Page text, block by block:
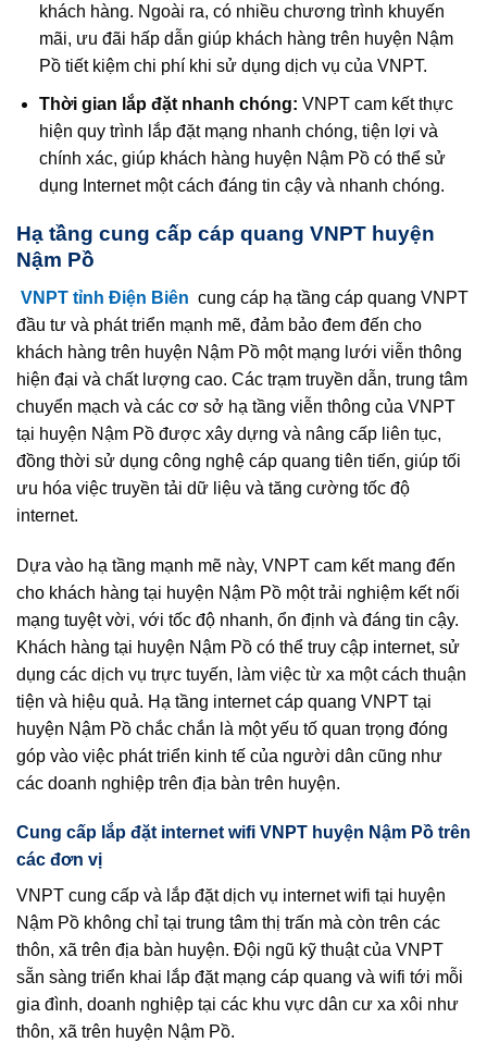
khách hàng. Ngoài ra, có nhiều chương trình khuyến
mãi, ưu đãi hấp dẫn giúp khách hàng trên huyện Nậm
Pồ tiết kiệm chi phí khi sử dụng dịch vụ của VNPT.
Thời gian lắp đặt nhanh chóng: VNPT cam kết thực
hiện quy trình lắp đặt mạng nhanh chóng, tiện lợi và
chính xác, giúp khách hàng huyện Nậm Pồ có thể sử
dụng Internet một cách đáng tin cậy và nhanh chóng.
Hạ tầng cung cấp cáp quang VNPT huyện
Nậm Pồ
VNPT tỉnh Điện Biên cung cáp hạ tầng cáp quang VNPT
đầu tư và phát triển mạnh mẽ, đảm bảo đem đến cho
khách hàng trên huyện Nậm Pồ một mạng lưới viễn thông
hiện đại và chất lượng cao. Các trạm truyền dẫn, trung tâm
chuyển mạch và các cơ sở hạ tầng viễn thông của VNPT
tại huyện Nậm Pồ được xây dựng và nâng cấp liên tục,
đồng thời sử dụng công nghệ cáp quang tiên tiến, giúp tối
ưu hóa việc truyền tải dữ liệu và tăng cường tốc độ
internet.
Dựa vào hạ tầng mạnh mẽ này, VNPT cam kết mang đến
cho khách hàng tại huyện Nậm Pồ một trải nghiệm kết nối
mạng tuyệt vời, với tốc độ nhanh, ổn định và đáng tin cậy.
Khách hàng tại huyện Nậm Pồ có thể truy cập internet, sử
dụng các dịch vụ trực tuyến, làm việc từ xa một cách thuận
tiện và hiệu quả. Hạ tầng internet cáp quang VNPT tại
huyện Nậm Pồ chắc chắn là một yếu tố quan trọng đóng
góp vào việc phát triển kinh tế của người dân cũng như
các doanh nghiệp trên địa bàn trên huyện.
Cung cấp lắp đặt internet wifi VNPT huyện Nậm Pồ trên
các đơn vị
VNPT cung cấp và lắp đặt dịch vụ internet wifi tại huyện
Nậm Pồ không chỉ tại trung tâm thị trấn mà còn trên các
thôn, xã trên địa bàn huyện. Đội ngũ kỹ thuật của VNPT
sẵn sàng triển khai lắp đặt mạng cáp quang và wifi tới mỗi
gia đình, doanh nghiệp tại các khu vực dân cư xa xôi như
thôn, xã trên huyện Nậm Pồ.